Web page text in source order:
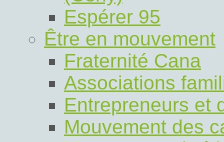
Espérer 95
Être en mouvement
Fraternité Cana
Associations
Entrepreneurs et
Mouvement des